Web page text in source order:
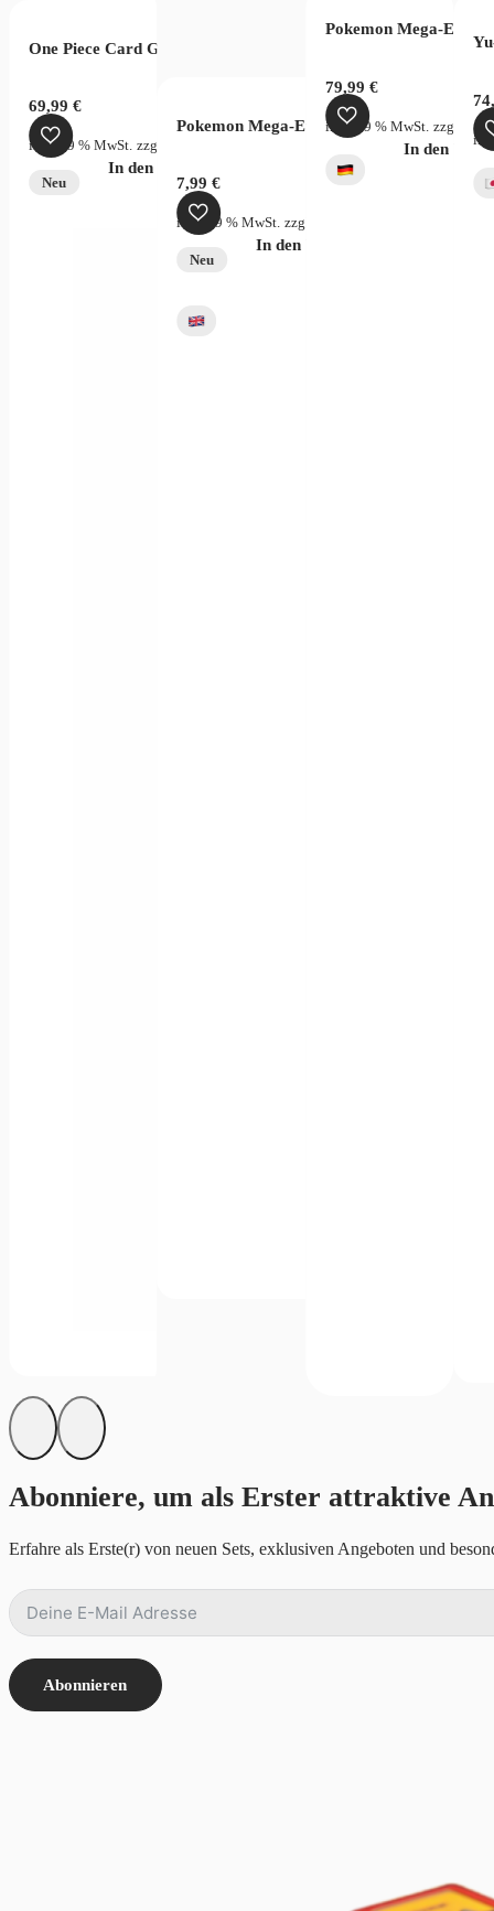
Card Game – Fusion World Rivals Clash FB06
One Piece Card Game Two Legends OPC08 Display Chinese
69,99€
inkl. 19 % MwSt. zzgl.
In den Warenkorb
Neu
Pokemon Mega-Evolution Pitch Black
7,99€
inkl. 19 % MwSt. zzgl.
In den Warenkorb
Neu
Pokemon Mega-
79,99 €
inkl. 19 % MwSt. zzgl.
In den
Abonniere, um als Erster attraktive
Erfahre als Erste(r) von neuen Sets, exklusiven Angeboten und
Abonnieren